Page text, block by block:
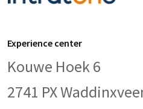
Experience center
Kouwe Hoek 6
2741 PX